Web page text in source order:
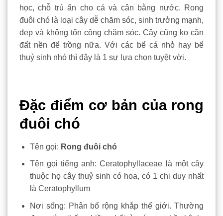
học, chỗ trú ẩn cho cá và cân bằng nước. Rong
đuôi chó là loại cây dễ chăm sóc, sinh trưởng mạnh,
đẹp và không tốn công chăm sóc. Cây cũng ko cần
đất nền để trồng nữa. Với các bể cá nhỏ hay bể
thuỷ sinh nhỏ thì đây là 1 sự lựa chọn tuyệt vời.
Đặc điểm cơ bản của rong
đuôi chó
Tên gọi: Rong đuôi chó
Tên gọi tiếng anh: Ceratophyllaceae là một cây
thuộc họ cây thuỷ sinh có hoa, có 1 chi duy nhất
là Ceratophyllum
Nơi sống: Phân bố rộng khắp thế giới. Thường